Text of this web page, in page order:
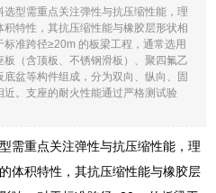
型需重点关注弹性与抗压缩性能，理
特性，其抗压缩性能与橡胶层形状相
准跨径≥20m 的板梁工程，通常选用
（含顶板、不锈钢滑板）、聚四氟乙
盆等构件组成，分为双向、纵向、固
。支座的耐火性能通过严格测试验
需重点关注弹性与抗压缩性能，理
体积特性，其抗压缩性能与橡胶层